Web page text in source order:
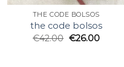
THE CODE BOLSOS
the code bolsos
€42.00 €26.00